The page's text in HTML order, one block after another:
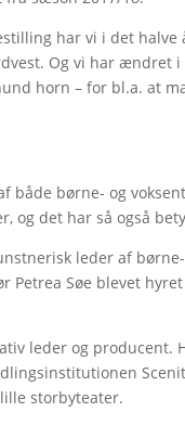
har vi i det
Og vi har ændret
horn – for bl.a. at
børne- og
og det har så også
leder af
Petrea Søe blevet
leder og
storbyteater.